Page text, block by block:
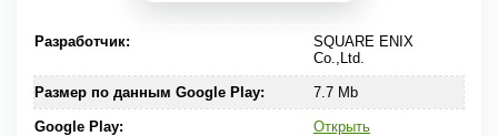
Разработчик:
SQUARE ENIX
Co.,Ltd.
Размер по данным Google Play: 7.7 Mb
Google Play: Открыть